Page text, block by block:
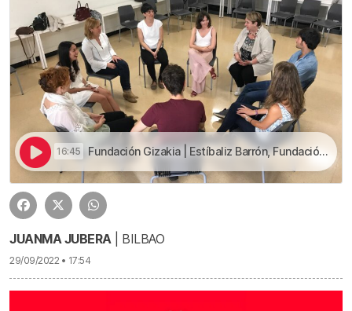
16:45 Fundación Gizakia | Estíbaliz Barrón, Fundación Gizakia: «Destaco la importancia del trabajo con grupos»
JUANMA JUBERA| BILBAO
29/09/2022 • 17:54